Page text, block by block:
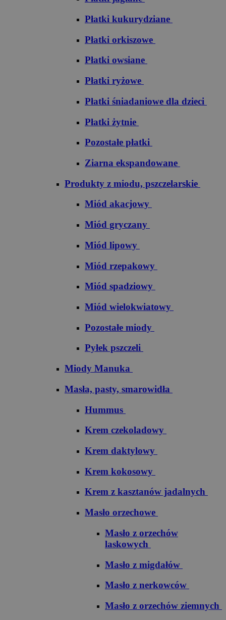
Płatki kukurydziane
Płatki orkiszowe
Płatki owsiane
Płatki ryżowe
Płatki śniadaniowe dla dzieci
Płatki żytnie
Pozostałe płatki
Ziarna ekspandowane
Produkty z miodu, pszczelarskie
Miód akacjowy
Miód gryczany
Miód lipowy
Miód rzepakowy
Miód spadziowy
Miód wielokwiatowy
Pozostałe miody
Pyłek pszczeli
Miody Manuka
Masła, pasty, smarowidła
Hummus
Krem czekoladowy
Krem daktylowy
Krem kokosowy
Krem z kasztanów jadalnych
Masło orzechowe
Masło z orzechów
laskowych
Masło z migdałów
Masło z nerkowców
Masło z orzechów ziemnych